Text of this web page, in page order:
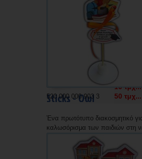
Sticks - Owl
Ένα πρωτότυπο διακοσμητικό
καλωσόρισμα των παιδιών στη
χρονιά. Η κορδελίτσα και το
περιέχονται στη συσκευασία.
10
50
520 000 000 903 3